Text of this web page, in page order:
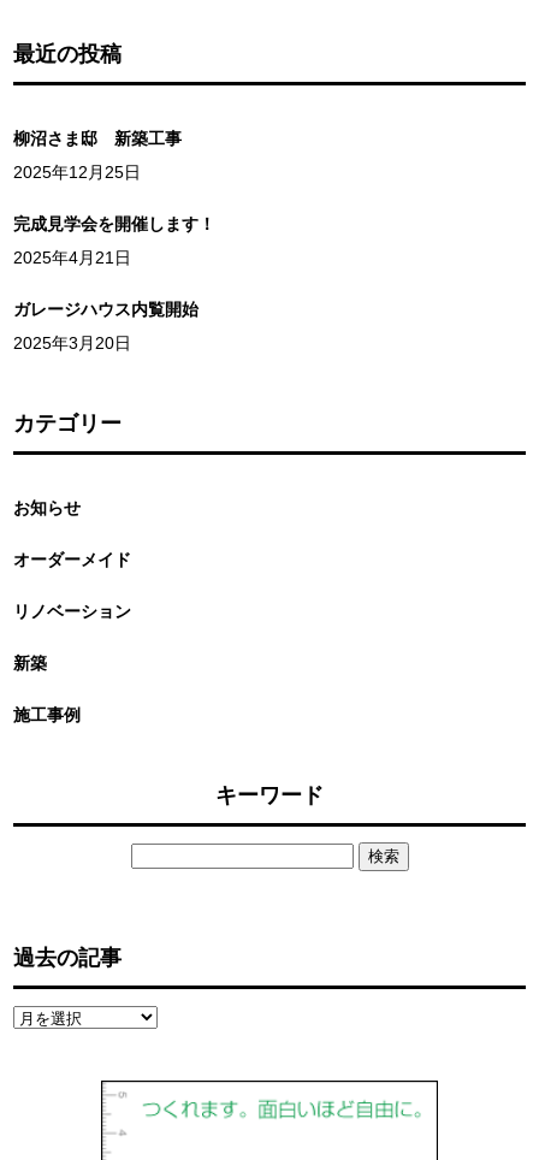
最近の投稿
柳沼さま邸 新築工事
2025年12月25日
完成見学会を開催します！
2025年4月21日
ガレージハウス内覧開始
2025年3月20日
カテゴリー
お知らせ
オーダーメイド
リノベーション
新築
施工事例
キーワード
過去の記事
過